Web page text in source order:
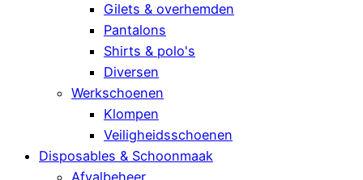
Gilets & overhemden
Pantalons
Shirts & polo's
Diversen
Werkschoenen
Klompen
Veiligheidsschoenen
Disposables & Schoonmaak